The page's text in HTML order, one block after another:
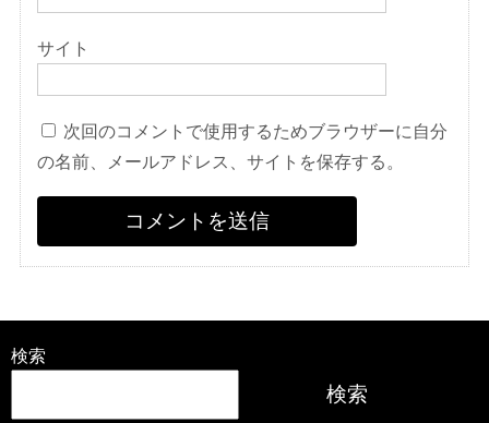
サイト
次回のコメントで使用するためブラウザーに自分
の名前、メールアドレス、サイトを保存する。
検索
検索